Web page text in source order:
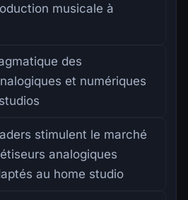
musicale à
des
et numériques
stimulent le marché
analogiques
au home studio